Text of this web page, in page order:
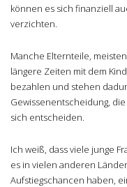
können es sich finanziell
verzichten.
Manche Elternteile,
längere Zeiten mit dem
bezahlen und stehen
Gewissenentscheidung,
sich entscheiden.
Ich weiß, dass viele junge
es in vielen anderen
Aufstiegschancen haben,